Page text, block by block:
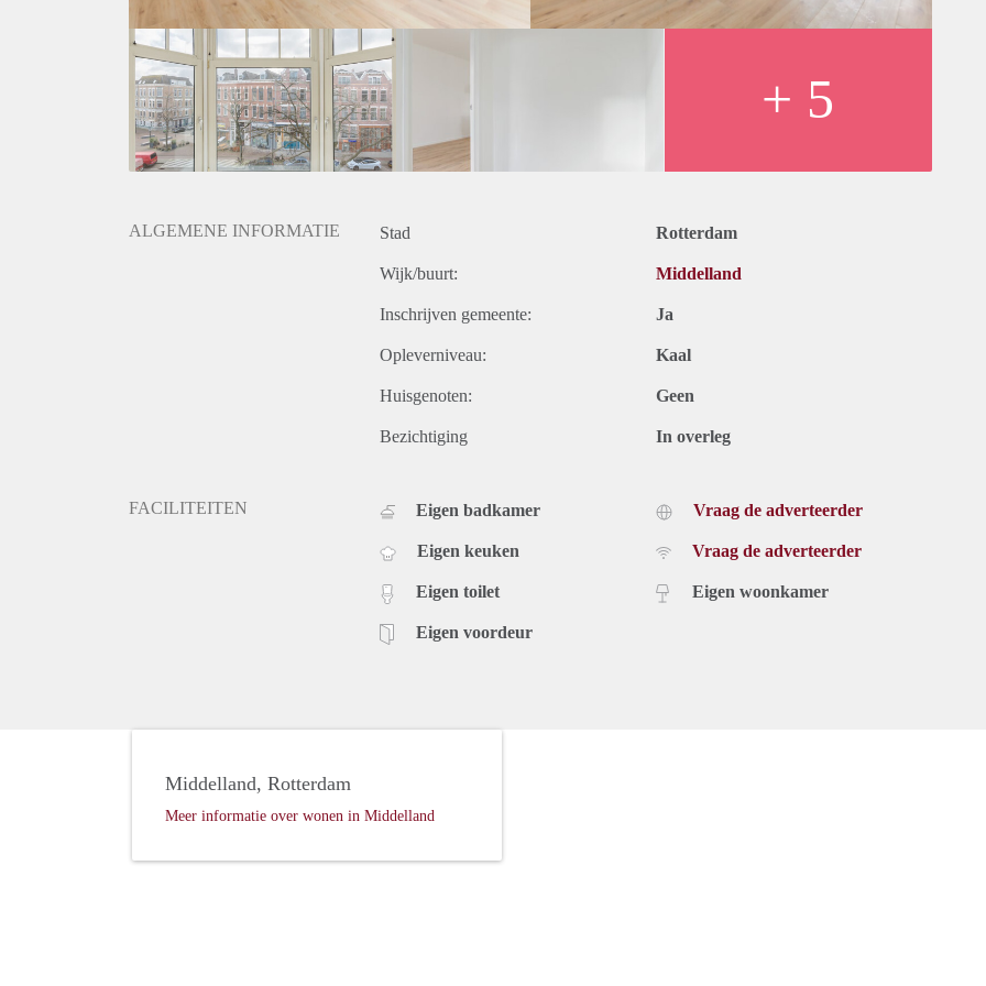
- Huurperiode 24 maanden met mogelijkheid tot verlenging.
- Waarborgsom 2 maanden.
- Beschikbaar vanaf 15 april 2020.
Prijs
€ 875,- per maand exclusief g/w/e, kabel tv, internet, vloer, zonwering en keukenapparatuur.
€ 925, - per maand exclusief g /w/e, kabel tv, internet en belastingen. Inclusief vloer, zonwering en
keukenapparatuur.
Huurprijs op basis van een minimale huurperiode van 12 maanden voor een kortere periode kan er worden
+ 5
ALGEMENE INFORMATIE Stad Rotterdam
Wijk/buurt: Middelland
Inschrijven gemeente: Ja
Opleverniveau: Kaal
Huisgenoten: Geen
Bezichtiging In overleg
FACILITEITEN Eigen badkamer
Eigen keuken
Eigen toilet
Eigen voordeur
Vraag de adverteerder
Vraag de adverteerder
Eigen woonkamer
Middelland, Rotterdam
Meer informatie over wonen in Middelland